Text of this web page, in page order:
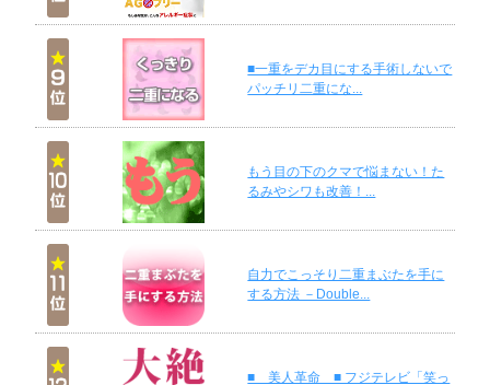
■一重をデカ目にする手術しないで
パッチリ二重にな...
もう目の下のクマで悩まない！た
るみやシワも改善！...
自力でこっそり二重まぶたを手に
する方法 －Double...
■ 美人革命 ■ フジテレビ「笑っ